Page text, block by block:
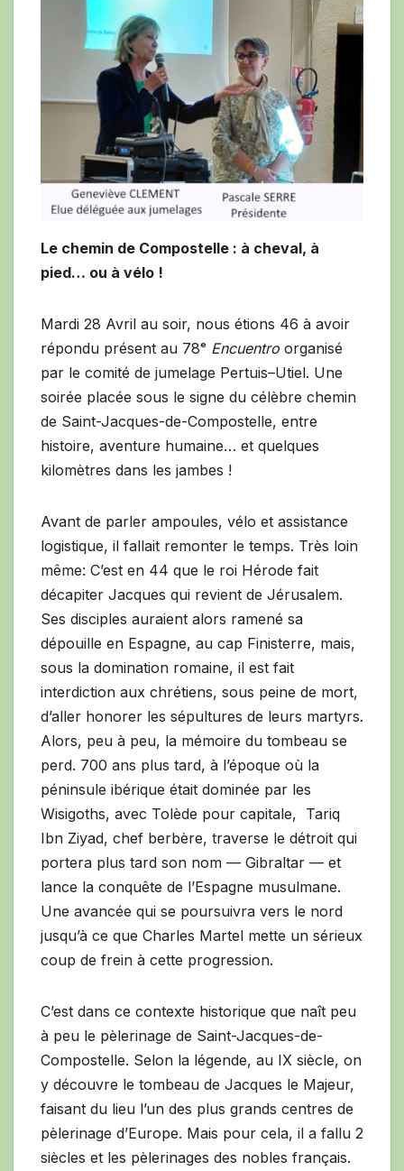
Le chemin de Compostelle : à cheval, à
pied… ou à vélo !
Mardi 28 Avril au soir, nous étions 46 à avoir
répondu présent au 78ᵉ Encuentro organisé
par le comité de jumelage Pertuis–Utiel. Une
soirée placée sous le signe du célèbre chemin
de Saint-Jacques-de-Compostelle, entre
histoire, aventure humaine… et quelques
kilomètres dans les jambes !
Avant de parler ampoules, vélo et assistance
logistique, il fallait remonter le temps. Très loin
même: C’est en 44 que le roi Hérode fait
décapiter Jacques qui revient de Jérusalem.
Ses disciples auraient alors ramené sa
dépouille en Espagne, au cap Finisterre, mais,
sous la domination romaine, il est fait
interdiction aux chrétiens, sous peine de mort,
d’aller honorer les sépultures de leurs martyrs.
Alors, peu à peu, la mémoire du tombeau se
perd. 700 ans plus tard, à l’époque où la
péninsule ibérique était dominée par les
Wisigoths, avec Tolède pour capitale, Tariq
Ibn Ziyad, chef berbère, traverse le détroit qui
portera plus tard son nom — Gibraltar — et
lance la conquête de l’Espagne musulmane.
Une avancée qui se poursuivra vers le nord
jusqu’à ce que Charles Martel mette un sérieux
coup de frein à cette progression.
C’est dans ce contexte historique que naît peu
à peu le pèlerinage de Saint-Jacques-de-
Compostelle. Selon la légende, au IX siècle, on
y découvre le tombeau de Jacques le Majeur,
faisant du lieu l’un des plus grands centres de
pèlerinage d’Europe. Mais pour cela, il a fallu 2
siècles et les pèlerinages des nobles français.